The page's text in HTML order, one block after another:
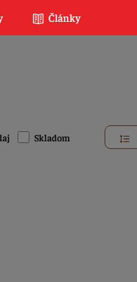
Skladom
Články